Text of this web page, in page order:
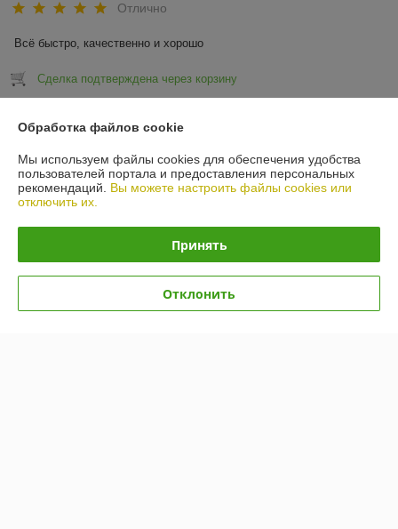
Отлично
Всё быстро, качественно и хорошо
Сделка подтверждена через корзину
Показать все отзывы
О нас
Контакты
Доставка и оплата
График работы
Обработка файлов cookie
Мы используем файлы cookies для обеспечения удобства
пользователей портала и предоставления персональных
рекомендаций. Вы можете настроить файлы cookies или
отключить их.
Принять
Отклонить